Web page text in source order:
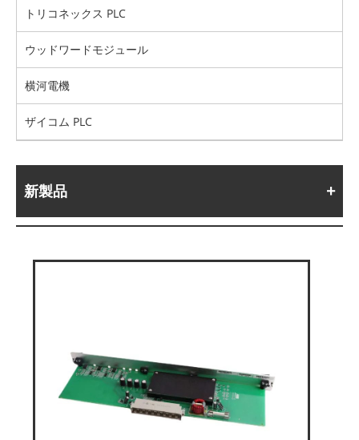
トリコネックス PLC
ウッドワードモジュール
横河電機
ザイコム PLC
新製品